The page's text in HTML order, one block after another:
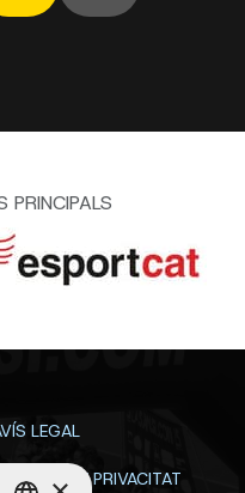
PRINCIPALS
LEGAL
POLÍTICA DE PRIVACITAT